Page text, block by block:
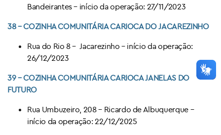
Bandeirantes – início da operação: 27/11/2023
38 – COZINHA COMUNITÁRIA CARIOCA DOJACAREZINHO
Rua do Rio 8 – Jacarezinho – início da operação:
26/12/2023
39 – COZINHA COMUNITÁRIA CARIOCA JANELAS DO
FUTURO
Rua Umbuzeiro, 208 – Ricardo de Albuquerque –
início da operação: 22/12/2025